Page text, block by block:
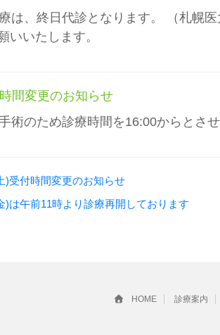
は、終日代診となります。 （札幌
いいたします。
間変更のお知らせ
術のため診療時間を16:00からとさ
)受付時間変更のお知らせ
)は午前11時より診療再開しております
HOME 診療案内